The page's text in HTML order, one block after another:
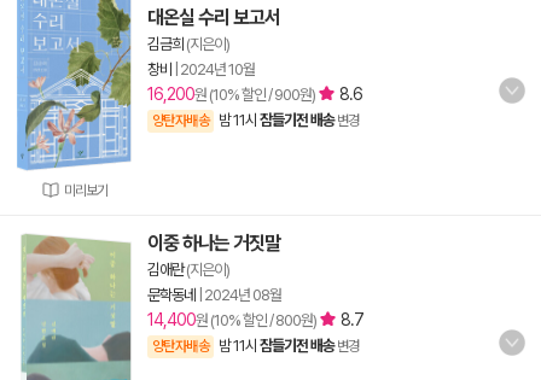
미리보기
대온실 수리 보고서
김금희 (지은이)
창비
2024년 10월
16,200원 (10% 할인 / 900원) 8.6
양탄자배송 밤 11시 잠들기전 배송 변경
이중 하나는 거짓말
김애란(지은이)
문학동네
2024년 08월
14,400원 (10% 할인 / 800원) 8.7
양탄자배송 밤 11시 잠들기전 배송 변경